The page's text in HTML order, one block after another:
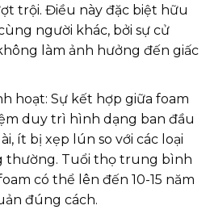
trội. Điều này đặc biệt hữu
người khác, bởi sự cử
làm ảnh hưởng đến giấc
hoạt: Sự kết hợp giữa foam
duy trì hình dạng ban đầu
ít bị xẹp lún so với các loại
thường. Tuổi thọ trung bình
có thể lên đến 10-15 năm
đúng cách.